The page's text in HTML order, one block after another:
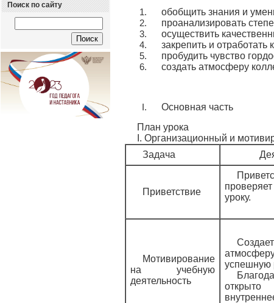
Поиск по сайту
обобщить знания и
проанализировать
осуществить
закрепить и
пробудить чувство
создать атмосферу
Основная часть
План урока
I. Организационный и
Задача
Приветствие
уроку.
Мотивирование
на учебную
деятельность
успешную